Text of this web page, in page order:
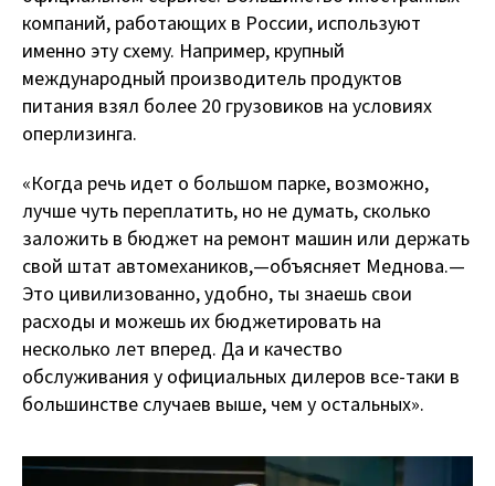
компаний, работающих в России, используют
именно эту схему. Например, крупный
международный производитель продуктов
питания взял более 20 грузовиков на условиях
оперлизинга.
«Когда речь идет о большом парке, возможно,
лучше чуть переплатить, но не думать, сколько
заложить в бюджет на ремонт машин или держать
свой штат автомехаников, — объясняет Меднова. —
Это цивилизованно, удобно, ты знаешь свои
расходы и можешь их бюджетировать на
несколько лет вперед. Да и качество
обслуживания у официальных дилеров все-таки в
большинстве случаев выше, чем у остальных».